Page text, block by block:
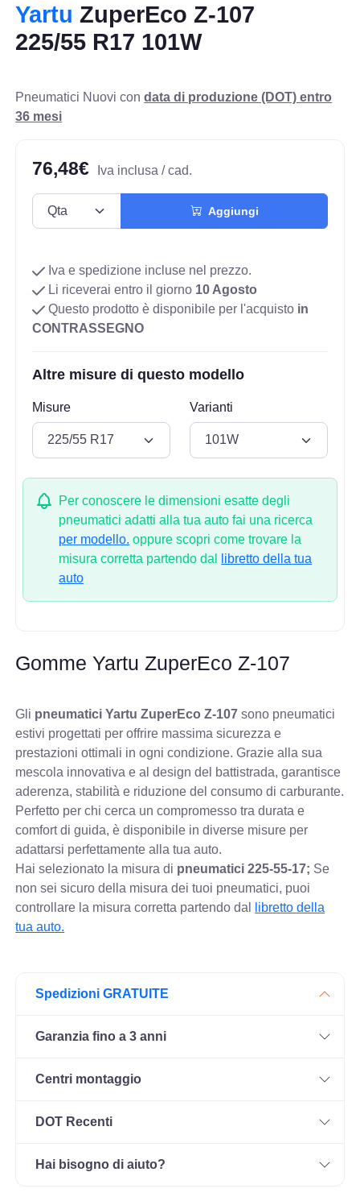
Yartu ZuperEco Z-107
225/55 R17 101W
Pneumatici Nuovi condata di produzione (DOT) entro
36 mesi
76,48€ Iva inclusa / cad.
Aggiungi
Iva e spedizione incluse nel prezzo.
Li riceverai entro il giorno 10 Agosto
Questo prodotto è disponibile per l'acquisto in
CONTRASSEGNO
Altre misure di questo modello
Misure Varianti
Per conoscere le dimensioni esatte degli
pneumatici adatti alla tua auto fai una ricerca
per modello. oppure scopri come trovare la
misura corretta partendo dal
libretto della tua
auto
Gomme Yartu ZuperEco Z-107
Gli pneumatici Yartu ZuperEco Z-107 sono pneumatici
estivi progettati per offrire massima sicurezza e
prestazioni ottimali in ogni condizione. Grazie alla sua
mescola innovativa e al design del battistrada, garantisce
aderenza, stabilità e riduzione del consumo di carburante.
Perfetto per chi cerca un compromesso tra durata e
comfort di guida, è disponibile in diverse misure per
adattarsi perfettamente alla tua auto.
Hai selezionato la misura di pneumatici225-55-17; Se
non sei sicuro della misura dei tuoi pneumatici, puoi
controllare la misura corretta partendo dal
libretto della
tua auto.
Spedizioni GRATUITE
Garanzia fino a 3 anni
Centri montaggio
DOT Recenti
Hai bisogno di aiuto?